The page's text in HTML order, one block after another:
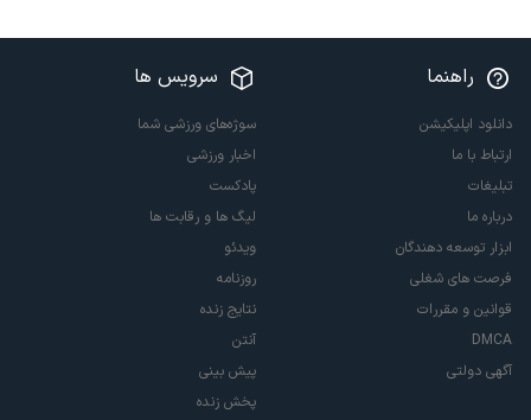
راهنما
دانلود اپلیکیشن
ارتباط با ما
تبلیغات
درباره ما
ابزار توسعه دهندگان
فرصت های شغلی
قوانین و مقررات
DMCA
آگهی دولتی
سرویس ها
سوژه‌های ورزشی شما
اخبار ورزشی
پادکست
لیگ ها و رقابت ها
ویدئو
روزنامه
نتایج زنده
آنتن
پیش بینی
پخش زنده